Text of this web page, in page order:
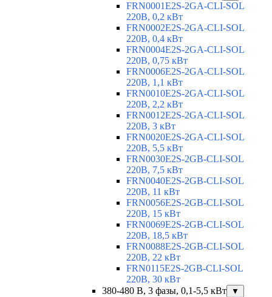
FRN0001E2S-2GA-CLI-SOL
220В, 0,2 кВт
FRN0002E2S-2GA-CLI-SOL
220В, 0,4 кВт
FRN0004E2S-2GA-CLI-SOL
220В, 0,75 кВт
FRN0006E2S-2GA-CLI-SOL
220В, 1,1 кВт
FRN0010E2S-2GA-CLI-SOL
220В, 2,2 кВт
FRN0012E2S-2GA-CLI-SOL
220В, 3 кВт
FRN0020E2S-2GA-CLI-SOL
220В, 5,5 кВт
FRN0030E2S-2GB-CLI-SOL
220В, 7,5 кВт
FRN0040E2S-2GB-CLI-SOL
220В, 11 кВт
FRN0056E2S-2GB-CLI-SOL
220В, 15 кВт
FRN0069E2S-2GB-CLI-SOL
220В, 18,5 кВт
FRN0088E2S-2GB-CLI-SOL
220В, 22 кВт
FRN0115E2S-2GB-CLI-SOL
220В, 30 кВт
380-480 В, 3 фазы, 0,1-5,5 кВт
▼